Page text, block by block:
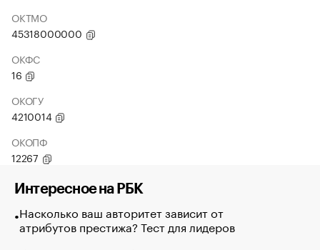
ОКТМО
45318000000
ОКФС
16
ОКОГУ
4210014
ОКОПФ
12267
Интересное на РБК
Насколько ваш авторитет зависит от
атрибутов престижа? Тест для лидеров